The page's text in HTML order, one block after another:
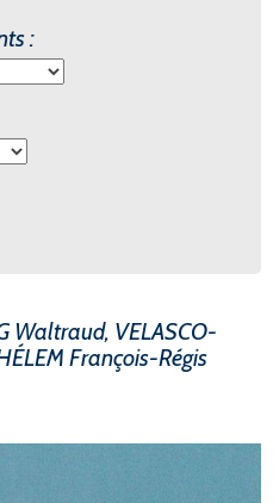
:
Waltraud, VELASCO-
François-Régis